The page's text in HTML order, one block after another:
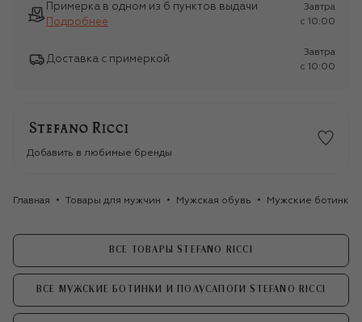
Примерка в одном из 6 пунктов выдачи
Подробнее
Завтра
c 10:00
Доставка с примеркой
Завтра
c 10:00
Добавить в любимые бренды
Главная Товары для мужчин Мужская обувь Мужские ботинки
ВСЕ ТОВАРЫ STEFANO RICCI
ВСЕ МУЖСКИЕ БОТИНКИ И ПОЛУСАПОГИ STEFANO RICCI